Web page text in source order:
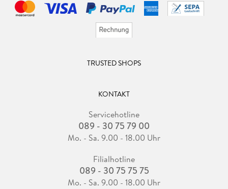
TRUSTED SHOPS
KONTAKT
Servicehotline
089 - 30 75 79 00
Mo. - Sa. 9.00 - 18.00 Uhr
Filialhotline
089 - 30 75 75 75
Mo. - Sa. 9.00 - 18.00 Uhr